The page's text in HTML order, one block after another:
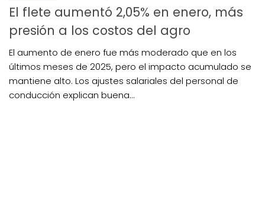
El flete aumentó 2,05% en enero, más
presión a los costos del agro
El aumento de enero fue más moderado que en los
últimos meses de 2025, pero el impacto acumulado se
mantiene alto. Los ajustes salariales del personal de
conducción explican buena...